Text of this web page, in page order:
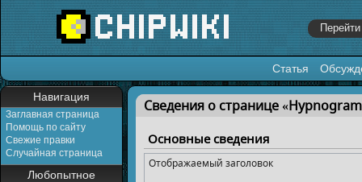
Статья
Навигация
Заглавная страница
Помощь по сайту
Свежие правки
Случайная страница
Любопытное
Перейти к:навигация,поиск
Сведения о странице
Основные сведения
Отображаемый заголовок